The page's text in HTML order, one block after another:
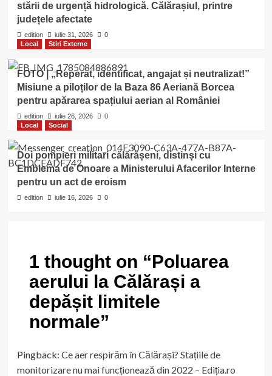
stării de urgență hidrologică. Călărașiul, printre
județele afectate
edition iulie 31, 2026
0
Local
Stiri Externe
FOTO | „Reperat, identificat, angajat și neutralizat!”
Misiune a piloților de la Baza 86 Aeriană Borcea
pentru apărarea spațiului aerian al României
edition iulie 26, 2026
0
Local
Social
Doi pompieri militari călărășeni, distinși cu
Emblema de Onoare a Ministerului Afacerilor Interne
pentru un act de eroism
edition iulie 16, 2026 0
1 thought on “Poluarea
aerului la Călărași a
depășit limitele
normale”
Pingback: Ce aer respirăm în Călărași? Stațiile de
monitorizare nu mai funcționează din 2022 – Ediția.ro